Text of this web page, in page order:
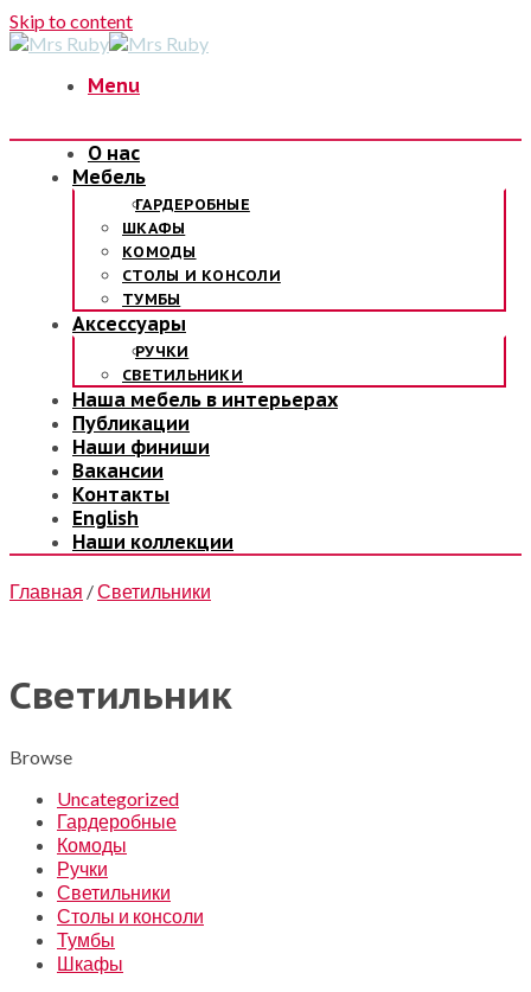
Skip to content
Menu
О нас
Мебель
ГАРДЕРОБНЫЕ
ШКАФЫ
КОМОДЫ
СТОЛЫ И КОНСОЛИ
ТУМБЫ
Аксессуары
РУЧКИ
СВЕТИЛЬНИКИ
Наша мебель в интерьерах
Публикации
Наши финиши
Вакансии
Контакты
English
Наши коллекции
Главная /Светильники
Светильник
Browse
Uncategorized
Гардеробные
Комоды
Ручки
Светильники
Столы и консоли
Тумбы
Шкафы